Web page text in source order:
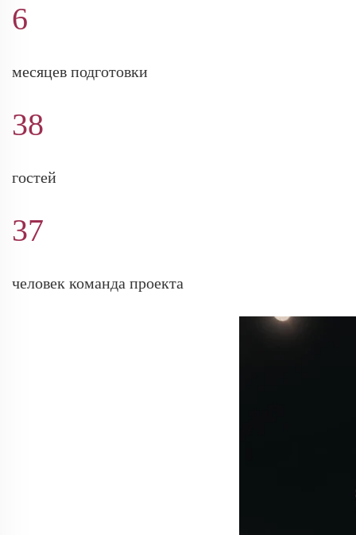
6
месяцев подготовки
38
гостей
37
человек команда проекта